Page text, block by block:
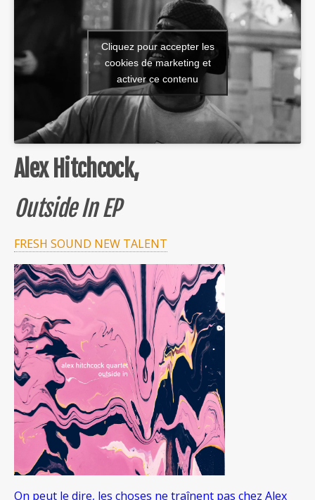
Cliquez pour accepter les
cookies de marketing et
activer ce contenu
Alex Hitchcock,
Outside In EP
FRESH SOUND NEW TALENT
On peut le dire, les choses ne traînent pas chez Alex